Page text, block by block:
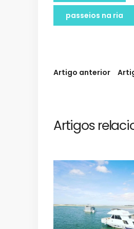
passeios na ria
Artigo anterior
Artigos